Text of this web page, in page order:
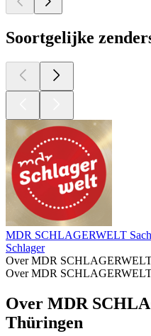
Soortgelijke
MDR SCHLAGERWELT
Schlager
Over MDR
Over MDR
Over MDR
Thüringen